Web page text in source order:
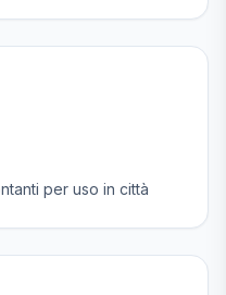
per uso in città